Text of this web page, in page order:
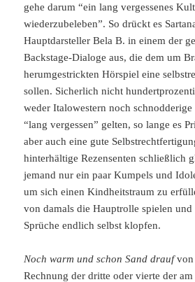
gehe darum “ein lang vergessenes
wiederzubeleben”. So drückt es
Hauptdarsteller Bela B. in einem der
Backstage-Dialoge aus, die dem um
herumgestrickten Hörspiel eine
sollen. Sicherlich nicht
weder Italowestern noch
“lang vergessen” gelten, so lange es
aber auch eine gute
hinterhältige Rezensenten schließlich
jemand nur ein paar Kumpels und
um sich einen Kindheitstraum zu
von damals die Hauptrolle spielen
Sprüche endlich selbst klopfen.
Noch warm und schon Sand draufvon
Rechnung der dritte oder vierte der